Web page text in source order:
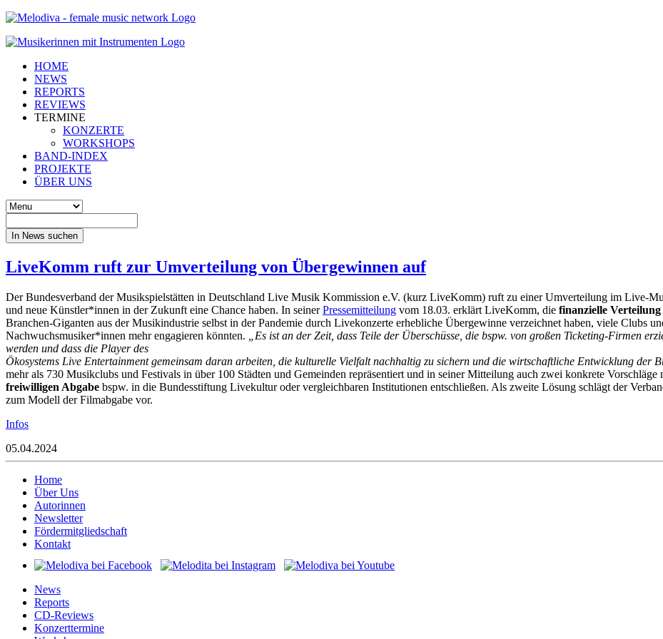
HOME
NEWS
REPORTS
REVIEWS
TERMINE
KONZERTE
WORKSHOPS
BAND-INDEX
PROJEKTE
ÜBER UNS
In News suchen
LiveKomm ruft zur Umverteilung von Übergewinnen auf
Der Bundesverband der Musikspielstätten in Deutschland Live Musik Kommission e.V. (kurz LiveKomm) ruft zu einer Umverteilung im Live-
und neue Künstler*innen in der Zukunft eine Chance haben. In seinerPressemitteilung vom 18.03. erklärt LiveKomm, die finanzielle
Branchen-Giganten aus der Musikindustrie selbst in der Pandemie durch Livekonzerte erhebliche Übergewinne verzeichnet haben, viele Clubs
Nachwuchsmusiker*innen mehr engagieren könnten.
„Es ist an der Zeit, dass Teile der Überschüsse, die bspw. von großen Ticketing-Firmen
werden und dass die Player des
Ökosystems Live Entertainment gemeinsam daran arbeiten, die kulturelle Vielfalt nachhaltig zu sichern und die wirtschaftliche Entwicklung der
mehr als 730 Musikclubs und Festivals in über 100 Städten und Gemeinden repräsentiert und in seiner Mitteilung auch zwei konkrete
freiwilligen Abgabe bspw. in die Bundesstiftung Livekultur oder vergleichbaren Institutionen entschließen. Als zweite Lösung schlägt der
zum Modell der Filmabgabe vor.
Infos
05.04.2024
Home
Über Uns
Autorinnen
Newsletter
Fördermitgliedschaft
Kontakt
News
Reports
CD-Reviews
Konzerttermine